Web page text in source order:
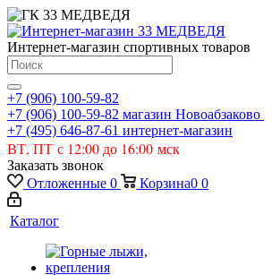
Интернет-магазин спортивных товаров
+7 (906) 100-59-82
+7 (906) 100-59-82 магазин Новоабзаково
+7 (495) 646-87-61 интернет-магазин
ВТ, ПТ с 12:00 до 16:00 мск
Заказать звонок
Отложенные 0 Корзина0 0
Каталог